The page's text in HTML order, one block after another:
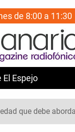
El Espejo
de 8:00 a 11:30
que debe